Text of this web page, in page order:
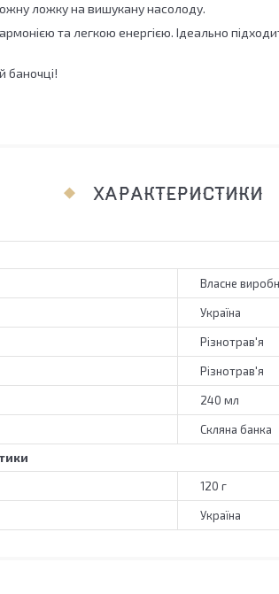
ложку на вишукану насолоду.
та легкою енергією. Ідеально
баночці!
ХАРАКТЕРИСТИКИ
Власне
Україна
Різнотрав'я
Різнотрав'я
240 мл
Скляна банка
120 г
Україна